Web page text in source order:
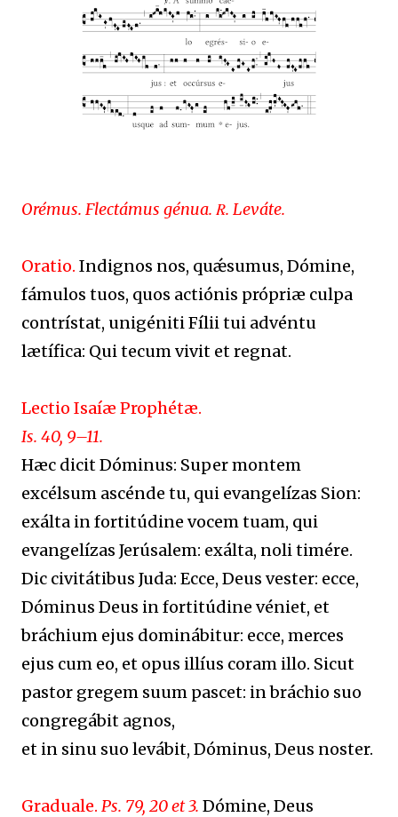
Orémus. Flectámus génua. ℞. Leváte.
Oratio. Indignos nos, quǽsumus, Dómine,
fámulos tuos, quos actiónis própriæ culpa
contrístat, unigéniti Fílii tui advéntu
lætífica: Qui tecum vivit et regnat.
Lectio Isaíæ Prophétæ.
Is. 40, 9–11.
Hæc dicit Dóminus: Super montem
excélsum ascénde tu, qui evangelízas Sion:
exálta in fortitúdine vocem tuam, qui
evangelízas Jerúsalem: exálta, noli timére.
Dic civitátibus Juda: Ecce, Deus vester: ecce,
Dóminus Deus in fortitúdine véniet, et
bráchium ejus dominábitur: ecce, merces
ejus cum eo, et opus illíus coram illo. Sicut
pastor gregem suum pascet: in bráchio suo
congregábit agnos,
et in sinu suo levábit, Dóminus, Deus noster.
Graduale. Ps. 79, 20 et 3. Dómine, Deus